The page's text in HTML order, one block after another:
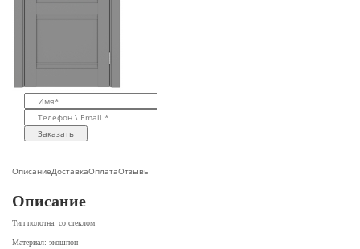
Заказать
ОписаниеДоставкаОплатаОтзывы
Описание
Тип полотна: со стеклом
Материал: экошпон